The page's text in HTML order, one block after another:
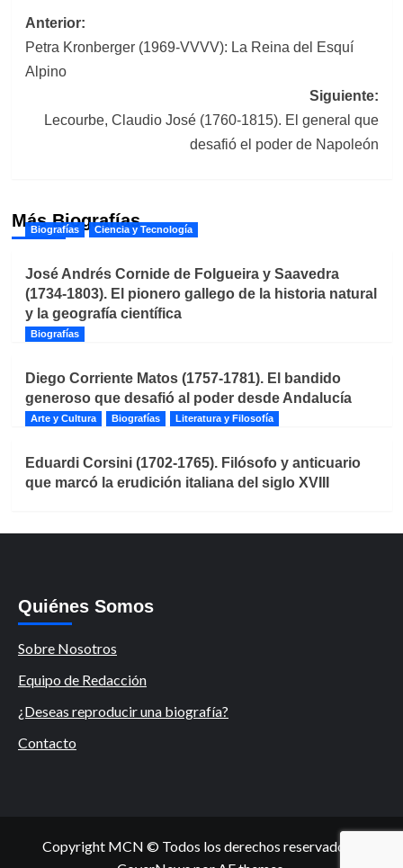
Navegación
de
entradas
Anterior:
Petra Kronberger (1969-VVVV): La Reina del Esquí
Alpino
Siguiente:
Lecourbe, Claudio José (1760-1815). El general que
desafió el poder de Napoleón
Más Biografías
Biografías Ciencia y Tecnología
José Andrés Cornide de Folgueira y Saavedra
(1734-1803). El pionero gallego de la historia natural
y la geografía científica
Biografías
Diego Corriente Matos (1757-1781). El bandido
generoso que desafió al poder desde Andalucía
Arte y Cultura Biografías Literatura y Filosofía
Eduardi Corsini (1702-1765). Filósofo y anticuario
que marcó la erudición italiana del siglo XVIII
Quiénes Somos
Sobre Nosotros
Equipo de Redacción
¿Deseas reproducir una biografía?
Contacto
Copyright MCN © Todos los derechos reservados.